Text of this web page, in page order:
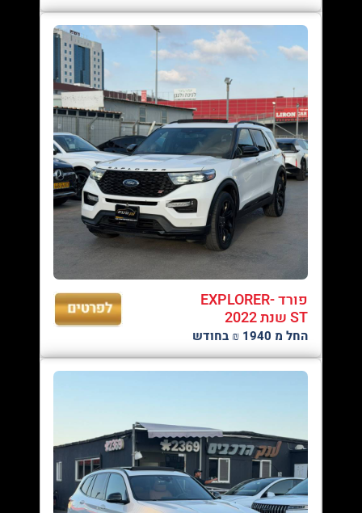
פורד EXPLORER-
ST שנת 2022
החל מ 1940 ₪ בחודש